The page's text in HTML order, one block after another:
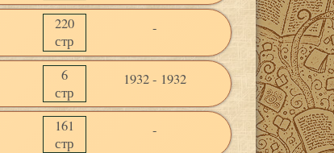
220
стр
-
6
стр
1932 - 1932
161
стр
-